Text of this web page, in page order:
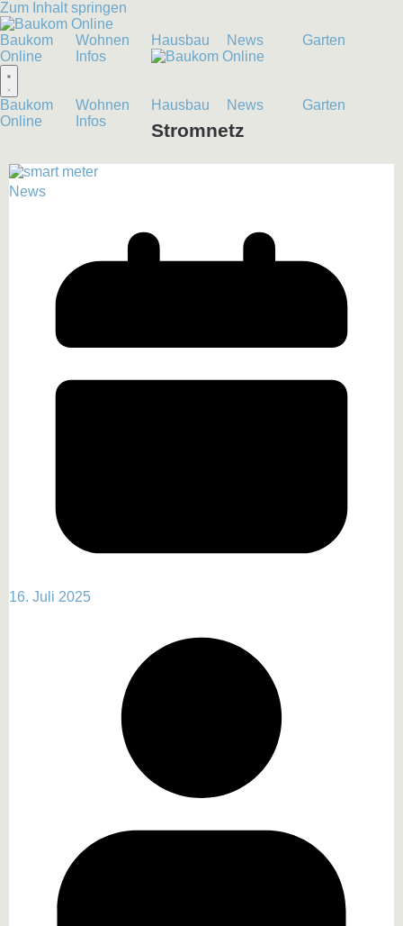
Zum Inhalt springen
Baukom
Online
Wohnen Hausbau News
Garten
Infos
Baukom
Online
Wohnen Hausbau News
Garten
Infos
Stromnetz
News
16. Juli 2025